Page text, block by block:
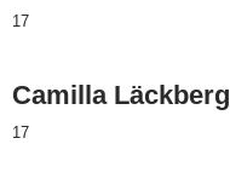
17
Camilla Läckberg
17